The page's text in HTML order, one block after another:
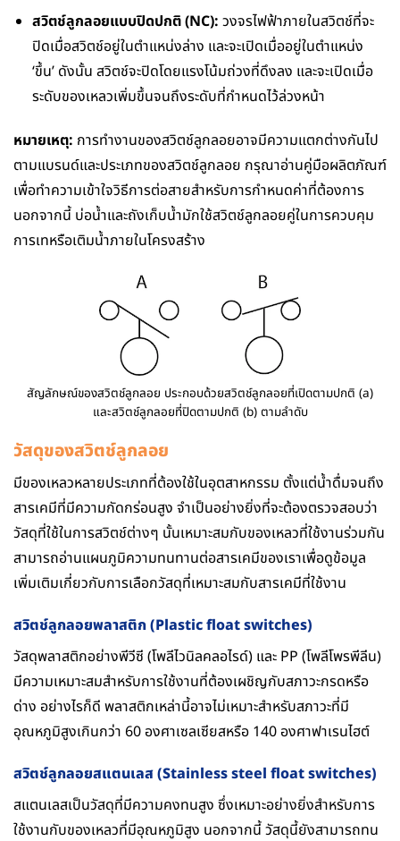
สวิตช์ลูกลอยแบบปิดปกติ (NC): วงจรไฟฟ้าภายในสวิตช์ที่จะ
ปิดเมื่อสวิตช์อยู่ในตำแหน่งล่าง และจะเปิดเมื่ออยู่ในตำแหน่ง
‘ขึ้น’ ดังนั้น สวิตช์จะปิดโดยแรงโน้มถ่วงที่ดึงลง และจะเปิดเมื่อ
ระดับของเหลวเพิ่มขึ้นจนถึงระดับที่กำหนดไว้ล่วงหน้า
หมายเหตุ: การทำงานของสวิตช์ลูกลอยอาจมีความแตกต่างกันไป
ตามแบรนด์และประเภทของสวิตช์ลูกลอย กรุณาอ่านคู่มือผลิตภัณฑ์
เพื่อทำความเข้าใจวิธีการต่อสายสำหรับการกำหนดค่าที่ต้องการ
นอกจากนี้ บ่อน้ำและถังเก็บน้ำมักใช้สวิตช์ลูกลอยคู่ในการควบคุม
การเทหรือเติมน้ำภายในโครงสร้าง
สัญลักษณ์ของสวิตช์ลูกลอย ประกอบด้วยสวิตช์ลูกลอยที่เปิดตามปกติ (a)
และสวิตช์ลูกลอยที่ปิดตามปกติ (b) ตามลำดับ
วัสดุของสวิตช์ลูกลอย
มีของเหลวหลายประเภทที่ต้องใช้ในอุตสาหกรรม ตั้งแต่น้ำดื่มจนถึง
สารเคมีที่มีความกัดกร่อนสูง จำเป็นอย่างยิ่งที่จะต้องตรวจสอบว่า
วัสดุที่ใช้ในการสวิตช์ต่างๆ นั้นเหมาะสมกับของเหลวที่ใช้งานร่วมกัน
สามารถอ่านแผนภูมิความทนทานต่อสารเคมีของเราเพื่อดูข้อมูล
เพิ่มเติมเกี่ยวกับการเลือกวัสดุที่เหมาะสมกับสารเคมีที่ใช้งาน
สวิตช์ลูกลอยพลาสติก (Plastic float switches)
วัสดุพลาสติกอย่างพีวีซี (โพลีไวนิลคลอไรด์) และ PP (โพลีโพรพีลีน)
มีความเหมาะสมสำหรับการใช้งานที่ต้องเผชิญกับสภาวะกรดหรือ
ด่าง อย่างไรก็ดี พลาสติกเหล่านี้อาจไม่เหมาะสำหรับสภาวะที่มี
อุณหภูมิสูงเกินกว่า 60 องศาเซลเซียสหรือ 140 องศาฟาเรนไฮต์
สวิตช์ลูกลอยสแตนเลส (Stainless steel float switches)
สแตนเลสเป็นวัสดุที่มีความคงทนสูง ซึ่งเหมาะอย่างยิ่งสำหรับการ
ใช้งานกับของเหลวที่มีอุณหภูมิสูง นอกจากนี้ วัสดุนี้ยังสามารถทน